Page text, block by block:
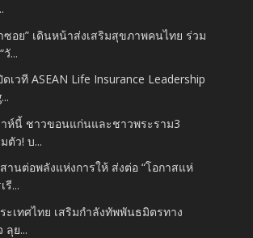
ซอย” เดินหน้าส่งเสริมสุขภาพคนไทย ร่วม
วั...
ดเวที ASEAN Life Insurance Leadership
ห์นี้ ชาวขอนแก่นและชาวพระราม3
ตัว! บ...
านต่อพลังแห่งการให้ ส่งต่อ “โอกาสแห่
รี...
ะเทศไทย เสริมกำลังทัพพันธมิตรทาง
ลุย...